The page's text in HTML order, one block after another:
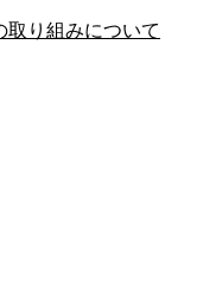
り組みについて